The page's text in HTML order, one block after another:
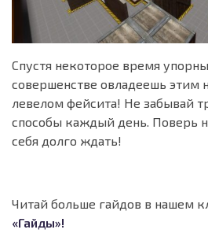
Спустя некоторое время
совершенстве овладеешь этим
левелом фейсита! Не забывай
способы каждый день. Поверь
себя долго ждать!
Читай больше гайдов в нашем
«Гайды»!